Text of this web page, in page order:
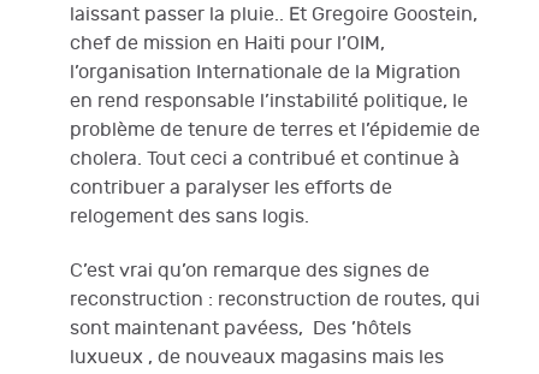
laissant passer la pluie.. Et Gregoire Goostein,
chef de mission en Haiti pour l’OIM,
l’organisation Internationale de la Migration
en rend responsable l’instabilité politique, le
problème de tenure de terres et l’épidemie de
cholera. Tout ceci a contribué et continue à
contribuer a paralyser les efforts de
relogement des sans logis.
C’est vrai qu’on remarque des signes de
reconstruction : reconstruction de routes, qui
sont maintenant pavéess, Des ’hôtels
luxueux , de nouveaux magasins mais les